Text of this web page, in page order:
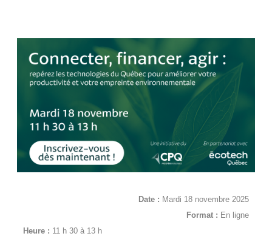
Date : Mardi 18 novembre 2025
Format : En ligne
Heure : 11 h 30 à 13 h